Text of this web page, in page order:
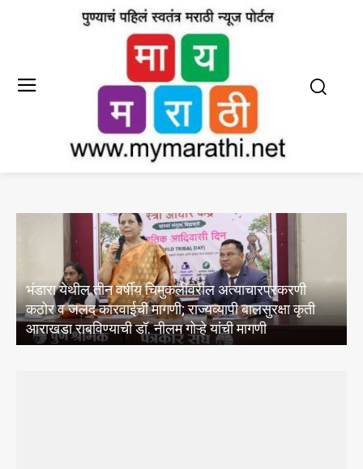
लैंगिक अपराधांच्या प्रकरणांमध्ये सर्वोच्च न्यायालयाची मार्गदर्शक
तत्वे